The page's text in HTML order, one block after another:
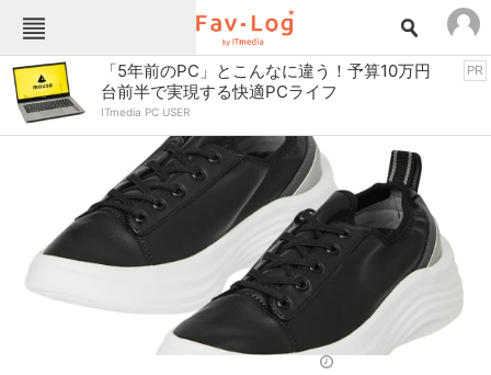
Fav-Logカテゴリー一覧
TOP アウトドア用品
インテリア・収納 おもちゃ・ホビー
キッチン家電
キッチン用品 ゲーム
コンテンツ・サービス スイーツ・お菓子
スポーツ・レジャー スマホ・携帯電話
ファッション
「5年前のPC」とこんなに違う！予算10万円
台前半で実現する快適PCライフ
ITmedia PC USER
PR